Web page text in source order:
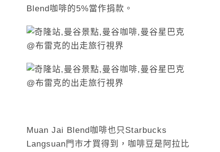
Blend咖啡的5%當作捐款。
Muan Jai Blend咖啡也只Starbucks
Langsuan門市才買得到，咖啡豆是阿拉比